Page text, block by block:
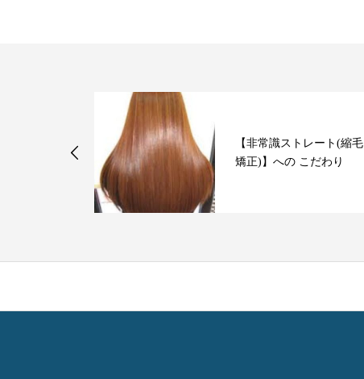
【非常識ストレート(縮毛
矯正)】への こだわり